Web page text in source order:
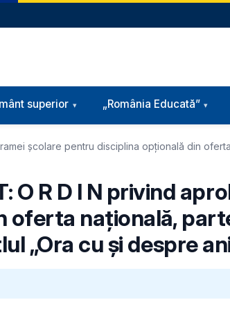
superior „România Educată”
școlare pentru disciplina opțională din
O R D I N privind
oferta națională,
„Ora cu și despre